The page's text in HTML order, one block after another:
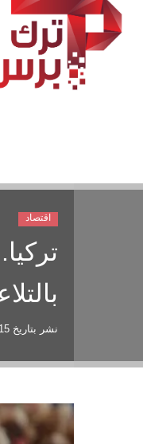
نشر بتاريخ 15 يونيو 2026
اقتصاد